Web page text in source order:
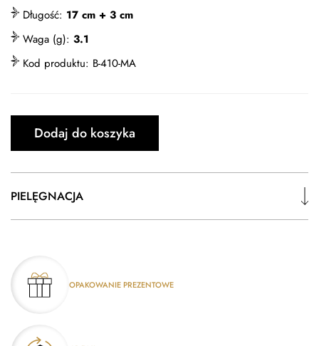
Długość: 17 cm + 3 cm
Waga (g): 3.1
Kod produktu: B-410-MA
Dodaj do koszyka
PIELĘGNACJA
OPAKOWANIE PREZENTOWE